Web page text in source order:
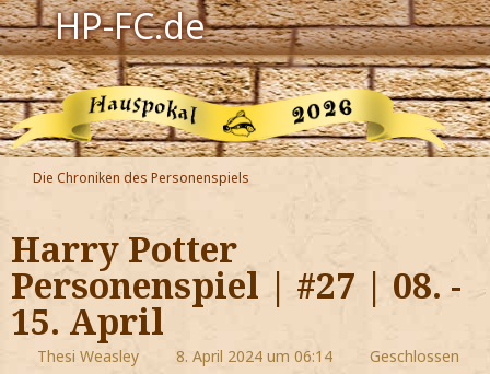
HP-FC.de
Navigation
Harry Potter
Der HP-FC
Hogwarts
Zauberwelt
Willkommen
Die Chroniken des Personenspiels
Harry Potter
Personenspiel | #27 | 08. -
15. April
Thesi Weasley 8. April 2024 um 06:14 Geschlossen